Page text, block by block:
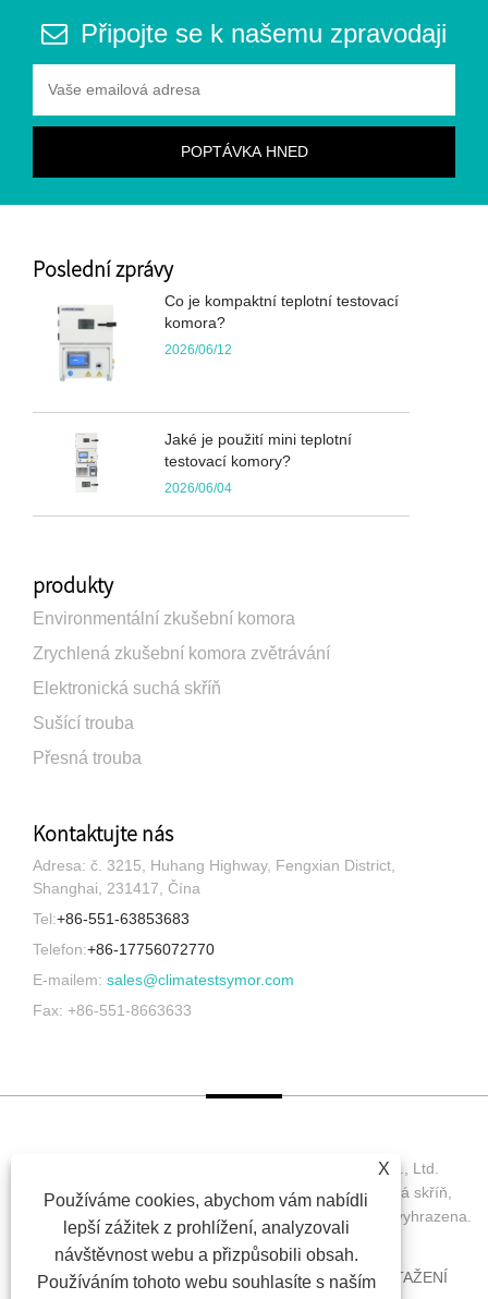
Připojte se k našemu zpravodaji
Poslední zprávy
Co je kompaktní teplotní testovací
komora?
2026/06/12
Jaké je použití mini teplotní
testovací komory?
2026/06/04
produkty
Environmentální zkušební komora
Zrychlená zkušební komora zvětrávání
Elektronická suchá skříň
Sušící trouba
Přesná trouba
Kontaktujte nás
Adresa: č. 3215, Huhang Highway, Fengxian District,
Shanghai, 231417, Čína
Tel:+86-551-63853683
Telefon:+86-17756072770
E-mailem: sales@climatestsymor.com
Fax: +86-551-8663633
Copyright © 2022 Symor Instrument Equipment Co., Ltd.
Environmentální testovací komora, Elektronická suchá skříň,
Accelerated Weathering Test Chamber Všechna práva vyhrazena.
DOMOV O NÁS PRODUKTY ZPRÁVY STAŽENÍ
X
Používáme cookies, abychom vám nabídli
lepší zážitek z prohlížení, analyzovali
návštěvnost webu a přizpůsobili obsah.
Používáním tohoto webu souhlasíte s naším